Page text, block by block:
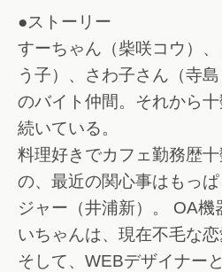
●ストーリー
すーちゃん（柴咲コウ）
う子）、さわ子さん（寺
のバイト仲間。それから
続いている。
料理好きでカフェ勤務歴
の、最近の関心事はもっ
ジャー（井浦新）。 OA機
いちゃんは、現在不毛な恋
そして、WEBデザイナー